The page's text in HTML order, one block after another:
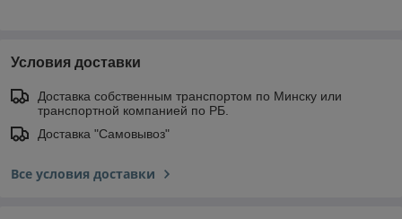
Условия доставки
Доставка собственным транспортом по Минску или
транспортной компанией по РБ.
Доставка "Самовывоз"
Все условия доставки